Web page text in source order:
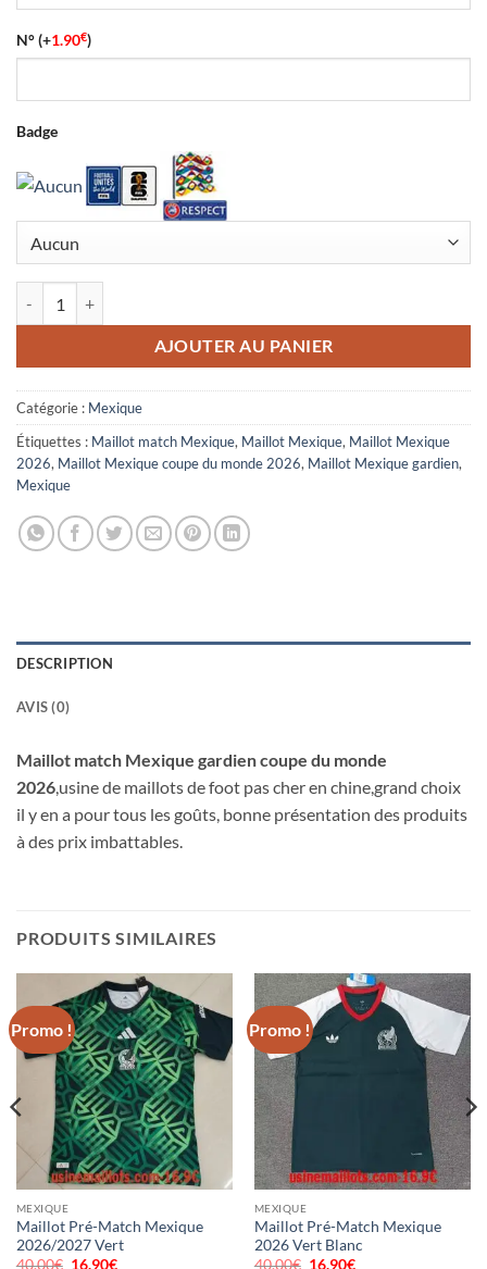
N°(+1.90€)
Badge
AJOUTER AU PANIER
Catégorie : Mexique
Étiquettes : Maillot match Mexique, Maillot Mexique, Maillot Mexique
2026, Maillot Mexique coupe du monde 2026, Maillot Mexique gardien,
Mexique
DESCRIPTION
AVIS (0)
Maillot match Mexique gardien coupe du monde
2026,usine de maillots de foot pas cher en chine,grand choix
il y en a pour tous les goûts, bonne présentation des produits
à des prix imbattables.
PRODUITS SIMILAIRES
Promo !
MEXIQUE
Maillot Pré-Match Mexique
2026/2027 Vert
40.00€ Le
16.90€Le
Promo !
MEXIQUE
Maillot Pré-Match Mexique
2026 Vert Blanc
40.00€ Le
16.90€Le